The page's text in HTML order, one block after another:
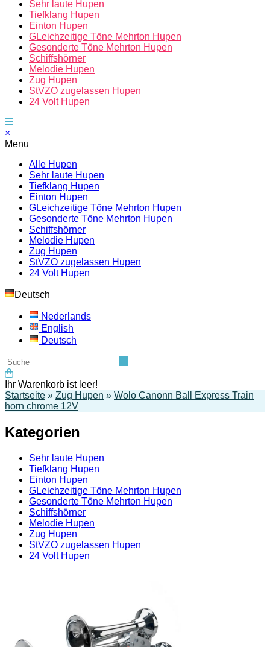
Sehr laute Hupen
Tiefklang Hupen
Einton Hupen
GLeichzeitige Töne Mehrton Hupen
Gesonderte Töne Mehrton Hupen
Schiffshörner
Melodie Hupen
Zug Hupen
StVZO zugelassen Hupen
24 Volt Hupen
×
Menu
Alle Hupen
Sehr laute Hupen
Tiefklang Hupen
Einton Hupen
GLeichzeitige Töne Mehrton Hupen
Gesonderte Töne Mehrton Hupen
Schiffshörner
Melodie Hupen
Zug Hupen
StVZO zugelassen Hupen
24 Volt Hupen
Deutsch
Nederlands
English
Deutsch
Ihr Warenkorb ist leer!
Startseite » Zug Hupen » Wolo Canonn Ball Express Train
horn chrome 12V
Kategorien
Sehr laute Hupen
Tiefklang Hupen
Einton Hupen
GLeichzeitige Töne Mehrton Hupen
Gesonderte Töne Mehrton Hupen
Schiffshörner
Melodie Hupen
Zug Hupen
StVZO zugelassen Hupen
24 Volt Hupen